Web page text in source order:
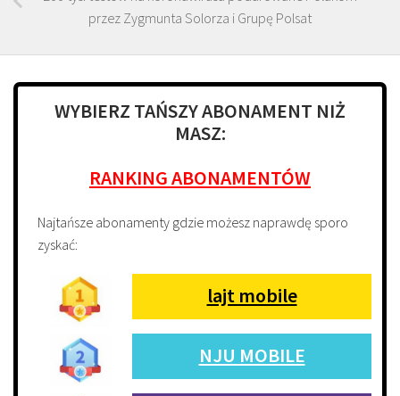
przez Zygmunta Solorza i Grupę Polsat
WYBIERZ TAŃSZY ABONAMENT NIŻ
MASZ:
RANKING ABONAMENTÓW
Najtańsze abonamenty gdzie możesz naprawdę sporo
zyskać:
lajt mobile
NJU MOBILE